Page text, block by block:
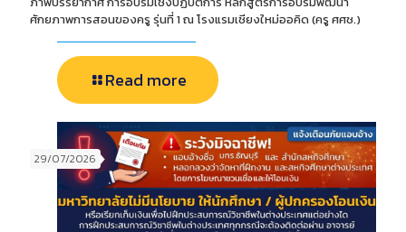
ศักยภาพการสอนของครู รุ่นที่ 1 ณ โรงแรมเชียงใหม่ออคิด (ครู ศศช.)
Read more
29/07/2026